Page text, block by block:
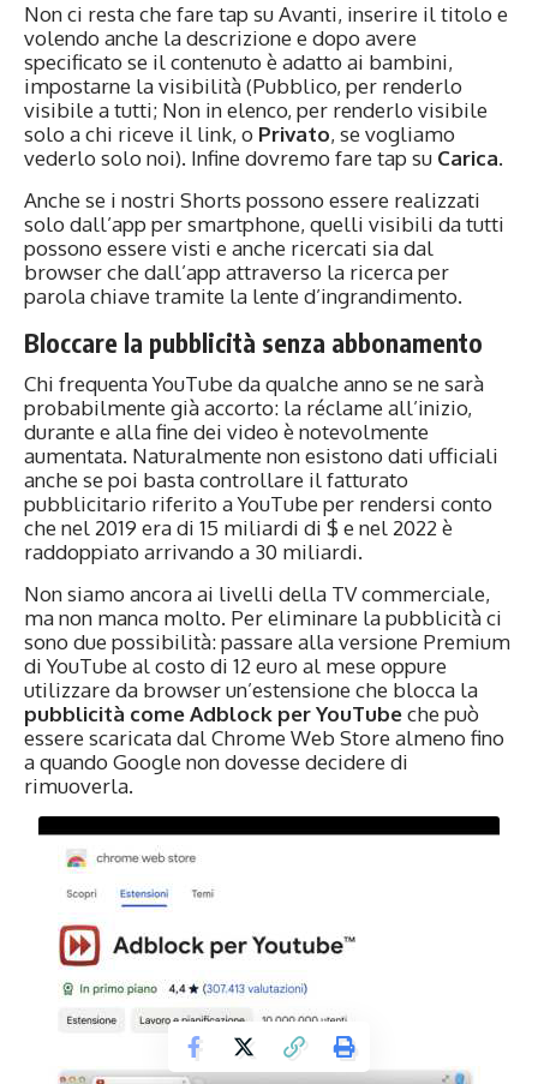
Non ci resta che fare tap su Avanti, inserire il titolo e
volendo anche la descrizione e dopo avere
specificato se il contenuto è adatto ai bambini,
impostarne la visibilità (Pubblico, per renderlo
visibile a tutti; Non in elenco, per renderlo visibile
solo a chi riceve il link, o Privato, se vogliamo
vederlo solo noi). Infine dovremo fare tap su Carica.
Anche se i nostri Shorts possono essere realizzati
solo dall’app per smartphone, quelli visibili da tutti
possono essere visti e anche ricercati sia dal
browser che dall’app attraverso la ricerca per
parola chiave tramite la lente d’ingrandimento.
Bloccare la pubblicità senza abbonamento
Chi frequenta YouTube da qualche anno se ne sarà
probabilmente già accorto: la réclame all’inizio,
durante e alla fine dei video è notevolmente
aumentata. Naturalmente non esistono dati ufficiali
anche se poi basta controllare il fatturato
pubblicitario riferito a YouTube per rendersi conto
che nel 2019 era di 15 miliardi di $ e nel 2022 è
raddoppiato arrivando a 30 miliardi.
Non siamo ancora ai livelli della TV commerciale,
ma non manca molto. Per eliminare la pubblicità ci
sono due possibilità: passare alla versione Premium
di YouTube al costo di 12 euro al mese oppure
utilizzare da browser un’estensione che blocca la
pubblicità come Adblock per YouTubeche può
essere scaricata dal Chrome Web Store almeno fino
a quando Google non dovesse decidere di
rimuoverla.